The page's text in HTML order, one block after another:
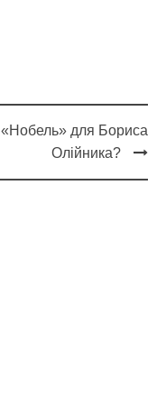
«Нобель» для Бориса
Олійника?